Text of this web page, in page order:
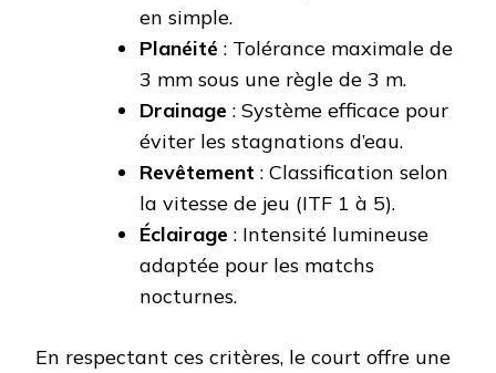
en simple.
Planéité : Tolérance maximale de
3 mm sous une règle de 3 m.
Drainage : Système efficace pour
éviter les stagnations d’eau.
Revêtement : Classification selon
la vitesse de jeu (ITF 1 à 5).
Éclairage : Intensité lumineuse
adaptée pour les matchs
nocturnes.
En respectant ces critères, le court offre une